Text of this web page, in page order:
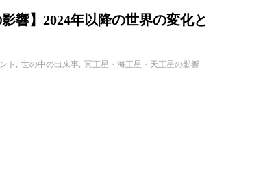
影響】2024年以降の世界の変化と
ト 世の中の出来事 冥王星・海王星・天王星の影響